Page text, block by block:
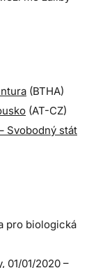
(BTHA)
(AT-CZ)
Svobodný stát
pro biologická
01/01/2020 –